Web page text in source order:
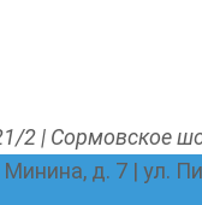
2 | Сормовское
Минина, д. 7 | ул.